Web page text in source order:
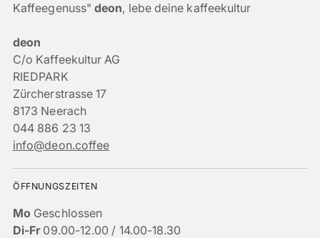
Kaffeegenuss"deon, lebe deine kaffeekultur
deon
C/o Kaffeekultur AG
RIEDPARK
Zürcherstrasse 17
8173 Neerach
044 886 23 13
info@deon.coffee
ÖFFNUNGSZEITEN
Mo Geschlossen
Di-Fr09.00-12.00 / 14.00-18.30